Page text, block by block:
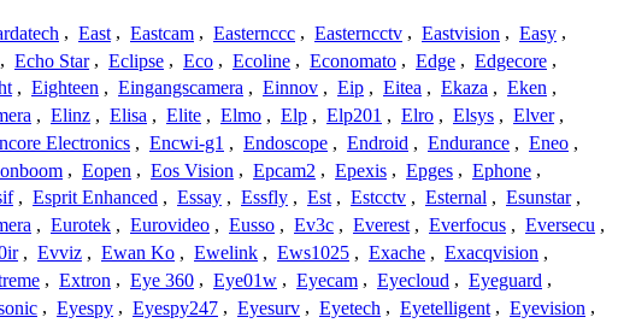
, East , Eastcam , Easternccc , Easterncctv , Eastvision , Easy ,
, Echo Star , Eclipse , Eco , Ecoline , Economato , Edge , Edgecore ,
, Eighteen , Eingangscamera , Einnov , Eip , Eitea , Ekaza , Eken ,
, Elinz , Elisa , Elite , Elmo , Elp , Elp201 , Elro , Elsys , Elver ,
Electronics , Encwi-g1 , Endoscope , Endroid , Endurance , Eneo ,
, Eopen , Eos Vision , Epcam2 , Epexis , Epges , Ephone ,
, Esprit Enhanced , Essay , Essfly , Est , Estcctv , Esternal , Esunstar ,
, Eurotek , Eurovideo , Eusso , Ev3c , Everest , Everfocus , Eversecu ,
, Evviz , Ewan Ko , Ewelink , Ews1025 , Exache , Exacqvision ,
, Extron , Eye 360 , Eye01w , Eyecam , Eyecloud , Eyeguard ,
, Eyespy , Eyespy247 , Eyesurv , Eyetech , Eyetelligent , Eyevision ,